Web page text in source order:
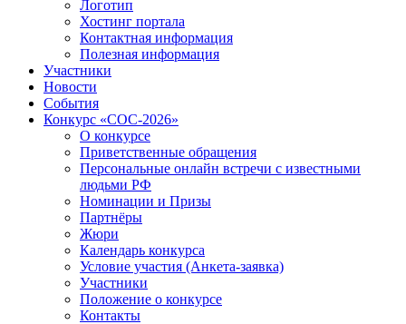
Логотип
Хостинг портала
Контактная информация
Полезная информация
Участники
Новости
События
Конкурс «СОС-2026»
О конкурсе
Приветственные обращения
Персональные онлайн встречи с известными
людьми РФ
Номинации и Призы
Партнёры
Жюри
Календарь конкурса
Условие участия (Анкета-заявка)
Участники
Положение о конкурсе
Контакты